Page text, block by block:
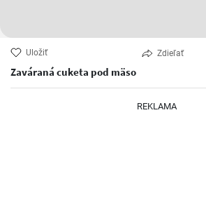
Uložiť Zdieľať
Zaváraná cuketa pod mäso
REKLAMA